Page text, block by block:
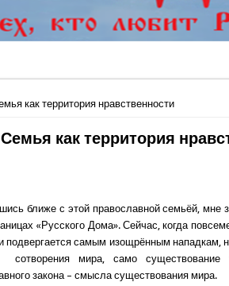
как территория нравственности
как территория
ближе с этой православной семьёй, мне
«Русского Дома». Сейчас, когда
подвергается самым изощрённым нападкам,
мира, само существование
закона – смысла существования мира.